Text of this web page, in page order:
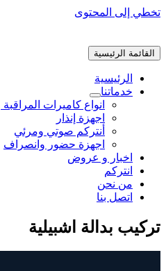
تخطي إلى المحتوى
القائمة الرئيسية
الرئيسية
خدماتنا
انواع كاميرات
اجهزة إنذار
أنتركم صوتي ومرئي
اجهزة حضور وانصراف
اخبار و عروض
انتركم
من نحن
اتصل بنا
تركيب بدالة اشبيلية